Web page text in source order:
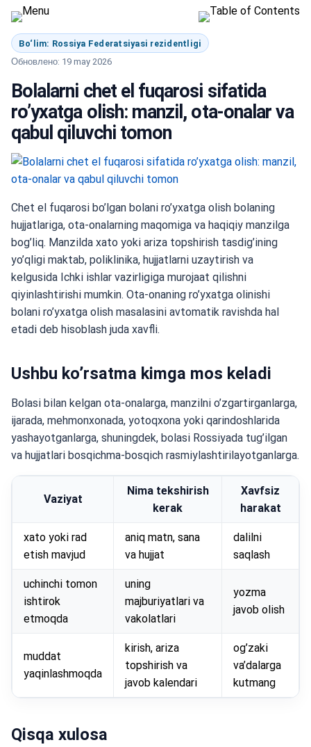
Bo‘lim: Rossiya Federatsiyasi rezidentligi
Обновлено: 19 may 2026
Bolalarni chet el fuqarosi sifatida
ro’yxatga olish: manzil, ota-onalar va
qabul qiluvchi tomon
Chet el fuqarosi bo’lgan bolani ro’yxatga olish bolaning
hujjatlariga, ota-onalarning maqomiga va haqiqiy manzilga
bog’liq. Manzilda xato yoki ariza topshirish tasdig’ining
yo’qligi maktab, poliklinika, hujjatlarni uzaytirish va
kelgusida Ichki ishlar vazirligiga murojaat qilishni
qiyinlashtirishi mumkin. Ota-onaning ro’yxatga olinishi
bolani ro’yxatga olish masalasini avtomatik ravishda hal
etadi deb hisoblash juda xavfli.
Ushbu ko’rsatma kimga mos keladi
Bolasi bilan kelgan ota-onalarga, manzilni o’zgartirganlarga,
ijarada, mehmonxonada, yotoqxona yoki qarindoshlarida
yashayotganlarga, shuningdek, bolasi Rossiyada tug’ilgan
va hujjatlari bosqichma-bosqich rasmiylashtirilayotganlarga.
Vaziyat
Nima tekshirish
kerak
Xavfsiz
harakat
xato yoki rad
etish mavjud
aniq matn, sana
va hujjat
dalilni
saqlash
uchinchi tomon
ishtirok
etmoqda
uning
majburiyatlari va
vakolatlari
yozma
javob olish
muddat
yaqinlashmoqda
kirish, ariza
topshirish va
javob kalendari
og’zaki
va’dalarga
kutmang
Qisqa xulosa